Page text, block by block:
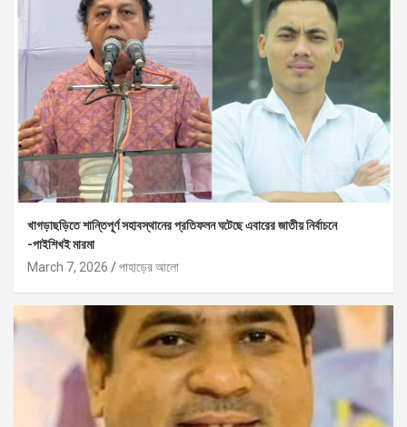
খাগড়াছড়িতে শান্তিপূর্ণ সহাবস্থানের প্রতিফলন ঘটেছে এবারের জাতীয় নির্বাচনে
-পাইশিখই মারমা
March 7, 2026
পাহাড়ের আলো